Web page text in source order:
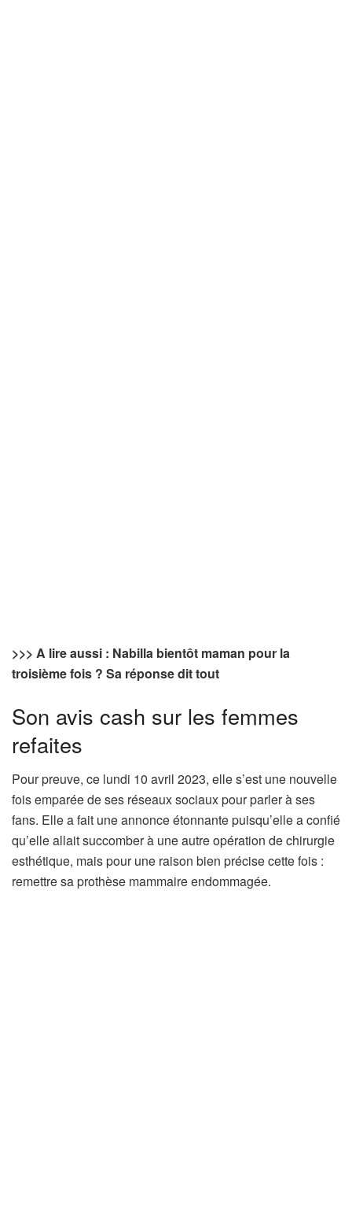
>>> A lire aussi : Nabilla bientôt maman pour la
troisième fois ? Sa réponse dit tout
Son avis cash sur les femmes
refaites
Pour preuve, ce lundi 10 avril 2023, elle s’est une nouvelle
fois emparée de ses réseaux sociaux pour parler à ses
fans. Elle a fait une annonce étonnante puisqu’elle a confié
qu’elle allait succomber à une autre opération de chirurgie
esthétique, mais pour une raison bien précise cette fois :
remettre sa prothèse mammaire endommagée.